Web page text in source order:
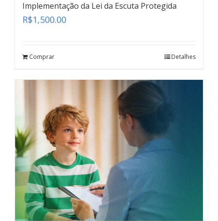
Implementação da Lei da Escuta Protegida
R$1,500.00
Comprar Detalhes